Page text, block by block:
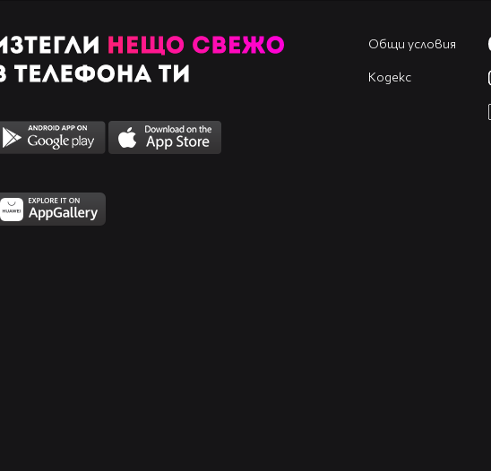
Общи условия
Кодекс